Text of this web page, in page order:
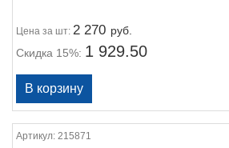
Цена за шт: 2 270 руб.
Скидка 15%: 1 929.50
Артикул: 215871